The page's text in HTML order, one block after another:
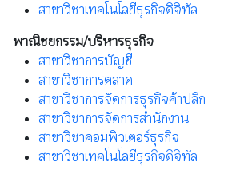
สาขาวิชาเทคโนโลยีธุรกิจดิจิทัล
พาณิชยกรรม/บริหารธุรกิจ
สาขาวิชาการบัญชี
สาขาวิชาการตลาด
สาขาวิชาการจัดการธุรกิจค้าปลีก
สาขาวิชาการจัดการสำนักงาน
สาขาวิชาคอมพิวเตอร์ธุรกิจ
สาขาวิชาเทคโนโลยีธุรกิจดิจิทัล